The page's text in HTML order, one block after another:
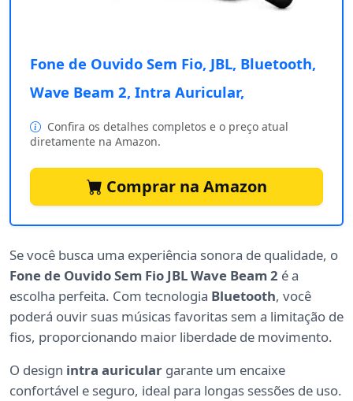
Fone de Ouvido Sem Fio, JBL, Bluetooth,
Wave Beam 2, Intra Auricular,
Confira os detalhes completos e o preço atual
diretamente na Amazon.
Comprar na Amazon
Se você busca uma experiência sonora de qualidade, o
Fone de Ouvido Sem Fio JBL Wave Beam 2 é a
escolha perfeita. Com tecnologia Bluetooth, você
poderá ouvir suas músicas favoritas sem a limitação de
fios, proporcionando maior liberdade de movimento.
O design intra auricular garante um encaixe
confortável e seguro, ideal para longas sessões de uso.